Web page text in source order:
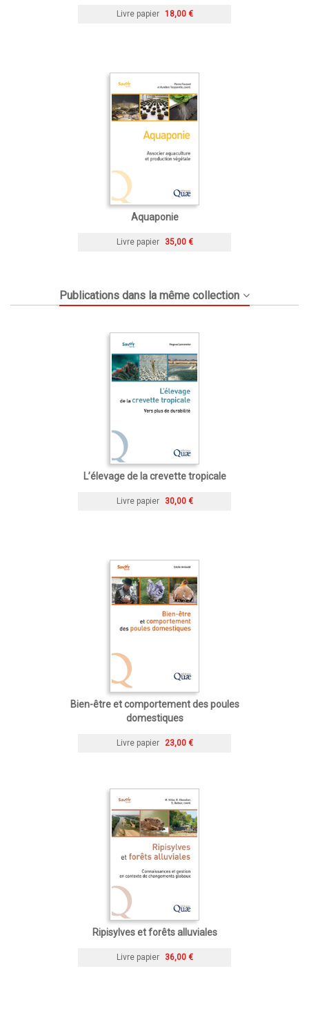
Livre papier 18,00 €
Aquaponie
Livre papier 35,00 €
Publications dans la même collection
L’élevage de la crevette tropicale
Livre papier 30,00 €
Bien-être et comportement des poules
domestiques
Livre papier 23,00 €
Ripisylves et forêts alluviales
Livre papier 36,00 €